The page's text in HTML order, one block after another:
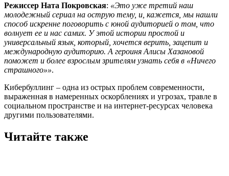
Режиссер Ната Покровская: «Это уже третий наш
молодежный сериал на острую тему, и, кажется, мы нашли
способ искренне поговорить с юной аудиторией о том, что
волнует ее и нас самих. У этой истории простой и
универсальный язык, который, хочется верить, зацепит и
международную аудиторию. А героиня Алисы Хазановой
поможет и более взрослым зрителям узнать себя в «Ничего
страшного»».
Кибербуллинг – одна из острых проблем современности,
выраженная в намеренных оскорблениях и угрозах, травле в
социальном пространстве и на интернет-ресурсах человека
другими пользователями.
Читайте также